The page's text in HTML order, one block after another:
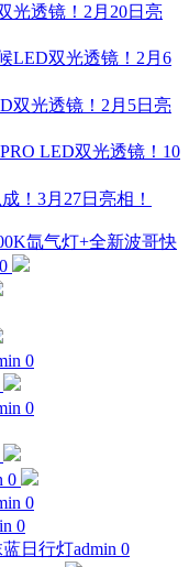
光透镜！2月20日亮
LED双光透镜！2月6
双光透镜！2月5日亮
LED双光透镜！10
！3月27日亮相！
氙气灯+全新波哥快
0
0
0
0
0
0
日行灯admin 0